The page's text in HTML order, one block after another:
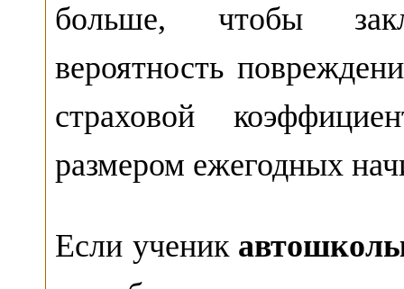
больше, чтобы
вероятность
страховой
размером ежегодных
Если ученик